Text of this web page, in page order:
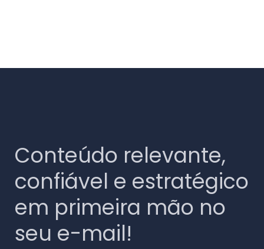
Conteúdo relevante,
confiável e estratégico
em primeira mão no
seu e-mail!